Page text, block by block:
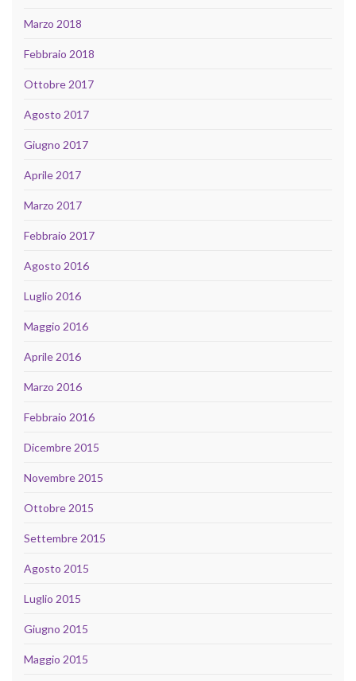
Marzo 2018
Febbraio 2018
Ottobre 2017
Agosto 2017
Giugno 2017
Aprile 2017
Marzo 2017
Febbraio 2017
Agosto 2016
Luglio 2016
Maggio 2016
Aprile 2016
Marzo 2016
Febbraio 2016
Dicembre 2015
Novembre 2015
Ottobre 2015
Settembre 2015
Agosto 2015
Luglio 2015
Giugno 2015
Maggio 2015